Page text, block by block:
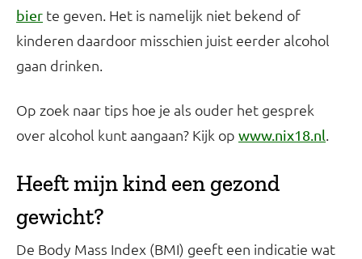
bier te geven. Het is namelijk niet bekend of
kinderen daardoor misschien juist eerder alcohol
gaan drinken.
Op zoek naar tips hoe je als ouder het gesprek
over alcohol kunt aangaan? Kijk op www.nix18.nl.
Heeft mijn kind een gezond
gewicht?
De Body Mass Index (BMI) geeft een indicatie wat